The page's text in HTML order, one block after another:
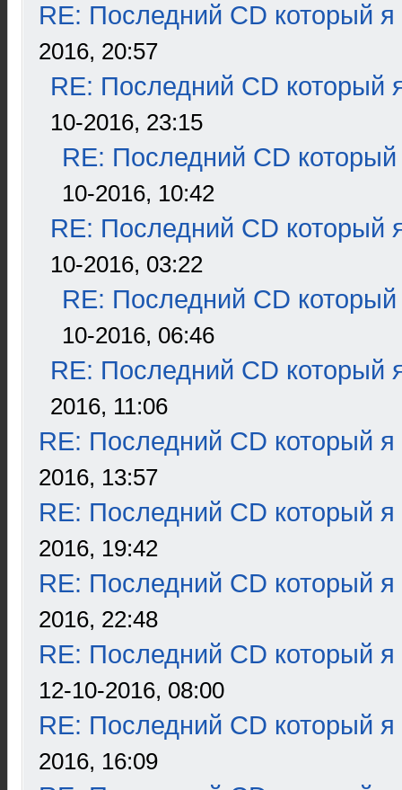
RE: Последний CD который я
2016, 20:57
RE: Последний CD который
10-2016, 23:15
RE: Последний CD который
10-2016, 10:42
RE: Последний CD который
10-2016, 03:22
RE: Последний CD который
10-2016, 06:46
RE: Последний CD который
2016, 11:06
RE: Последний CD который я
2016, 13:57
RE: Последний CD который я
2016, 19:42
RE: Последний CD который я
2016, 22:48
RE: Последний CD который я
12-10-2016, 08:00
RE: Последний CD который я
2016, 16:09